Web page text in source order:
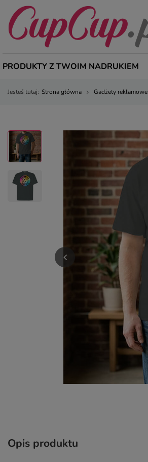
PRODUKTY Z TWOIM NADRUKIEM
Jesteś tutaj: Strona główna Gadżety reklamowe
Opis produktu